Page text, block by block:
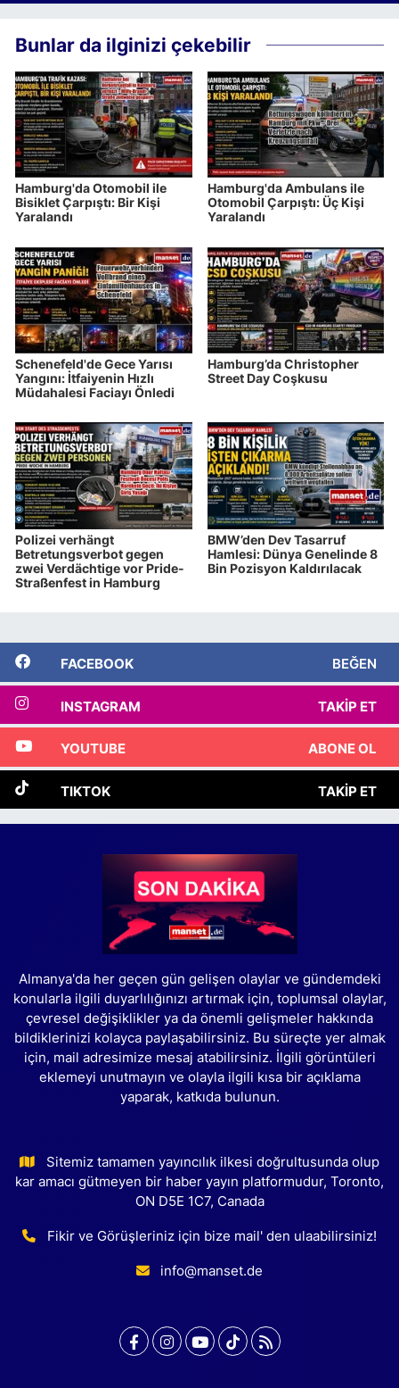
Bunlar da ilginizi çekebilir
Hamburg'da Otomobil ile
Bisiklet Çarpıştı: Bir Kişi
Yaralandı
Hamburg'da Ambulans ile
Otomobil Çarpıştı: Üç Kişi
Yaralandı
Schenefeld'de Gece Yarısı
Yangını: İtfaiyenin Hızlı
Müdahalesi Faciayı Önledi
Hamburg’da Christopher
Street Day Coşkusu
Polizei verhängt
Betretungsverbot gegen
zwei Verdächtige vor Pride-
Straßenfest in Hamburg
BMW’den Dev Tasarruf
Hamlesi: Dünya Genelinde 8
Bin Pozisyon Kaldırılacak
FACEBOOK BEĞEN
INSTAGRAM TAKIP ET
YOUTUBE ABONE OL
TIKTOK TAKIP ET
Almanya'da her geçen gün gelişen olaylar ve gündemdeki
konularla ilgili duyarlılığınızı artırmak için, toplumsal olaylar,
çevresel değişiklikler ya da önemli gelişmeler hakkında
bildiklerinizi kolayca paylaşabilirsiniz. Bu süreçte yer almak
için, mail adresimize mesaj atabilirsiniz. İlgili görüntüleri
eklemeyi unutmayın ve olayla ilgili kısa bir açıklama
yaparak, katkıda bulunun.
Sitemiz tamamen yayıncılık ilkesi doğrultusunda olup
kar amacı gütmeyen bir haber yayın platformudur, Toronto,
ON D5E 1C7, Canada
Fikir ve Görüşleriniz için bize mail' den ulaabilirsiniz!
info@manset.de